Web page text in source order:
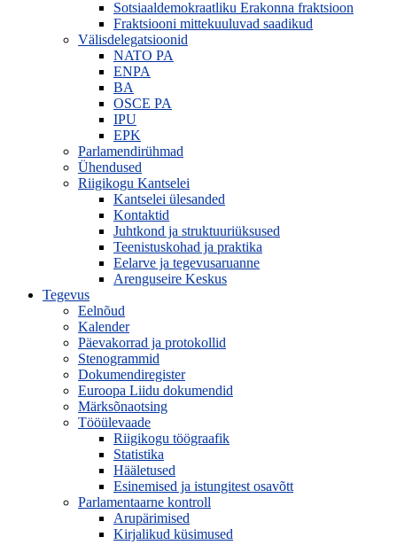
Sotsiaaldemokraatliku Erakonna fraktsioon
Fraktsiooni mittekuuluvad saadikud
Välisdelegatsioonid
NATO PA
ENPA
BA
OSCE PA
IPU
EPK
Parlamendirühmad
Ühendused
Riigikogu Kantselei
Kantselei ülesanded
Kontaktid
Juhtkond ja struktuuriüksused
Teenistuskohad ja praktika
Eelarve ja tegevusaruanne
Arenguseire Keskus
Tegevus
Eelnõud
Kalender
Päevakorrad ja protokollid
Stenogrammid
Dokumendiregister
Euroopa Liidu dokumendid
Märksõnaotsing
Tööülevaade
Riigikogu töögraafik
Statistika
Hääletused
Esinemised ja istungitest osavõtt
Parlamentaarne kontroll
Arupärimised
Kirjalikud küsimused